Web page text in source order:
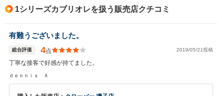
1シリーズカブリオレを扱う販売店クチコミ
有難うございました。
総合評価 4点 2019/05/21投稿
丁寧な接客で好感が持てました。
ｄｅｎｎｉｓ Ａ